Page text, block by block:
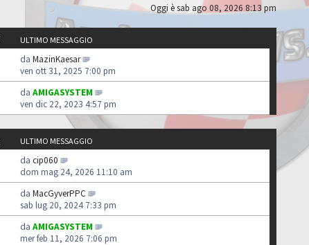
Oggi è sab ago 08, 2026 8:13 pm
ULTIMO MESSAGGIO
da MazinKaesar
ven ott 31, 2025 7:00 pm
da AMIGASYSTEM
ven dic 22, 2023 4:57 pm
ULTIMO MESSAGGIO
da cip060
dom mag 24, 2026 11:10 am
da MacGyverPPC
sab lug 20, 2024 7:33 pm
da AMIGASYSTEM
mer feb 11, 2026 7:06 pm